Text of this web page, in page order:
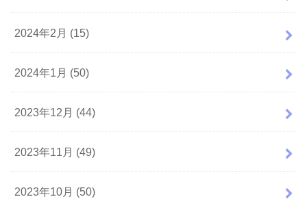
2024年2月 (15)
2024年1月 (50)
2023年12月 (44)
2023年11月 (49)
2023年10月 (50)